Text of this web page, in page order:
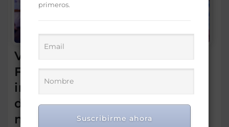
Víctor de Aza participa en el
Foro Meta RD 2036 para
impulsar una visión de
desarrollo y prosperidad
nacional
primeros.
Suscribirme ahora